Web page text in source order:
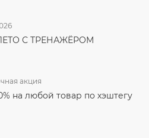
С ТРЕНАЖЁРОМ
акция
на любой товар по хэштегу